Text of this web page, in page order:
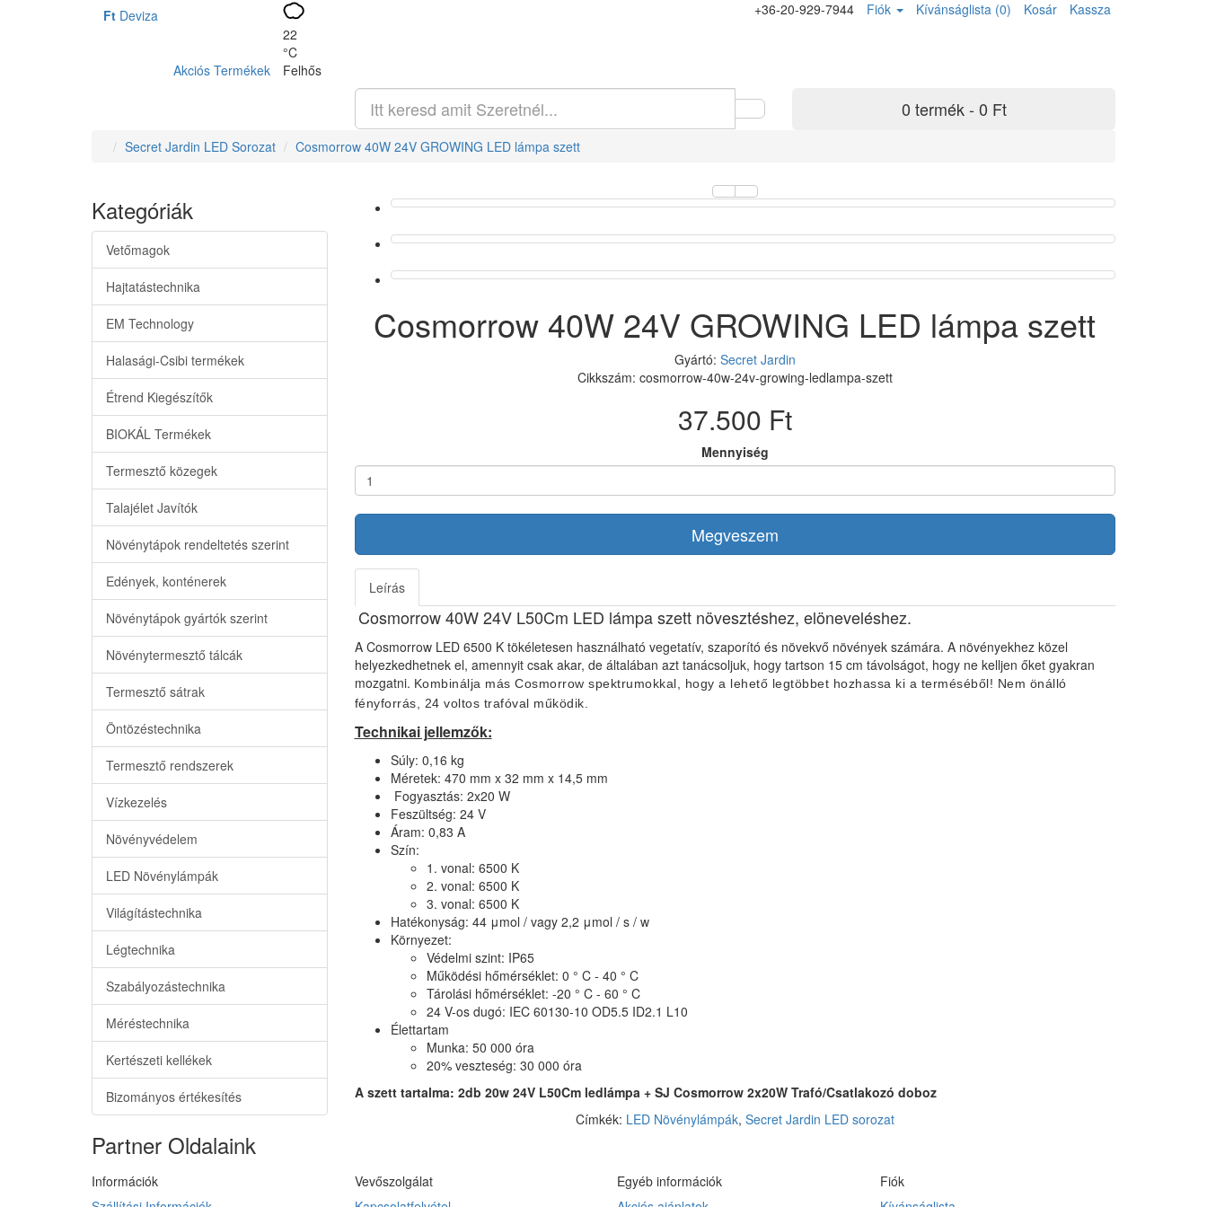
Ft Deviza
Akciós Termékek
22
°C
Felhős
+36-20-929-7944 Fiók Kívánságlista (0) Kosár Kassza
0 termék - 0 Ft
Secret Jardin LED Sorozat Cosmorrow 40W 24V GROWING LED lámpa szett
Kategóriák
Vetőmagok
Hajtatástechnika
EM Technology
Halasági-Csibi termékek
Étrend Kiegészítők
BIOKÁL Termékek
Termesztő közegek
Talajélet Javítók
Növénytápok rendeltetés szerint
Edények, konténerek
Növénytápok gyártók szerint
Növénytermesztő tálcák
Termesztő sátrak
Öntözéstechnika
Termesztő rendszerek
Vízkezelés
Növényvédelem
LED Növénylámpák
Világítástechnika
Légtechnika
Szabályozástechnika
Méréstechnika
Kertészeti kellékek
Bizományos értékesítés
Partner Oldalaink
Cosmorrow 40W 24V GROWING LED lámpa szett
Gyártó: Secret Jardin
Cikkszám: cosmorrow-40w-24v-growing-ledlampa-szett
37.500 Ft
Mennyiség
Megveszem
Leírás
Cosmorrow 40W 24V L50Cm LED lámpa szett növesztéshez, elöneveléshez.
A Cosmorrow LED 6500 K tökéletesen használható vegetatív, szaporító és növekvő növények számára. A növényekhez közel
helyezkedhetnek el, amennyit csak akar, de általában azt tanácsoljuk, hogy tartson 15 cm távolságot, hogy ne kelljen őket gyakran
mozgatni. Kombinálja más Cosmorrow spektrumokkal, hogy a lehető legtöbbet hozhassa ki a terméséből! Nem önálló
fényforrás, 24 voltos trafóval működik.
Technikai jellemzők:
Súly: 0,16 kg
Méretek: 470 mm x 32 mm x 14,5 mm
Fogyasztás: 2x20 W
Feszültség: 24 V
Áram: 0,83 A
Szín:
1. vonal: 6500 K
2. vonal: 6500 K
3. vonal: 6500 K
Hatékonyság: 44 μmol / vagy 2,2 μmol / s / w
Környezet:
Védelmi szint: IP65
Működési hőmérséklet: 0 ° C - 40 ° C
Tárolási hőmérséklet: -20 ° C - 60 ° C
24 V-os dugó: IEC 60130-10 OD5.5 ID2.1 L10
Élettartam
Munka: 50 000 óra
20% veszteség: 30 000 óra
A szett tartalma: 2db 20w 24V L50Cm ledlámpa + SJ Cosmorrow 2x20W Trafó/Csatlakozó doboz
Címkék: LED Növénylámpák, Secret Jardin LED sorozat
Információk
Vevőszolgálat
Egyéb információk
Fiók